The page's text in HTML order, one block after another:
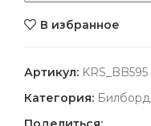
В избранное
Артикул: KRS_BB595
Категория: Билборд